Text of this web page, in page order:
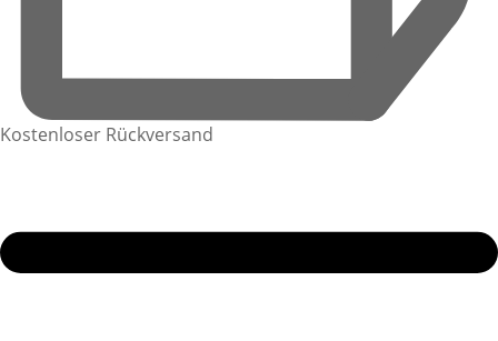
Kostenloser Rückversand